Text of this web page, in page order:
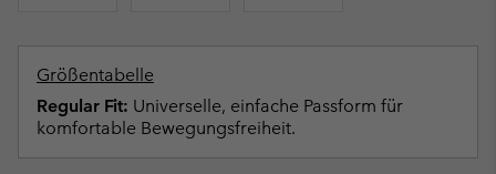
Größentabelle
Regular Fit: Universelle, einfache Passform für
komfortable Bewegungsfreiheit.